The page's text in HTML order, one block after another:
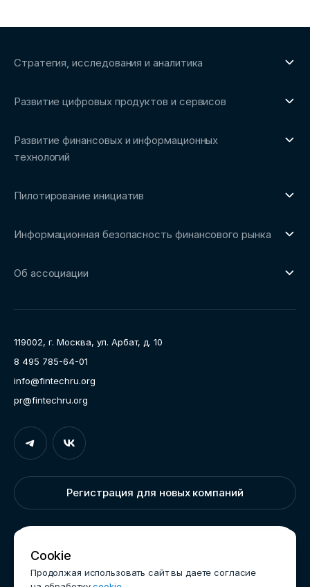
Стратегия, исследования и аналитика
Обзоры рынка и аналитические исследования
Трендвотчинг и информационный сервис
Развитие цифровых продуктов и сервисов
Развитие финансовых и информационных
технологий
Репозиторий Ассоциации
Рабочие группы
Пилотирование инициатив
Площадка пилотного тестирования
Информационная безопасность финансового рынка
Направления работы
Об ассоциации
Карьера
Контакты
Документы
119002, г. Москва, ул. Арбат, д. 10
8 495 785-64-01
info@fintechru.org
pr@fintechru.org
Регистрация для новых компаний
Cookie
Продолжая использовать сайт вы даете согласие
Вход
Укажите вашу корпоративную почту. На неё мы вышлем
ссылку для входа